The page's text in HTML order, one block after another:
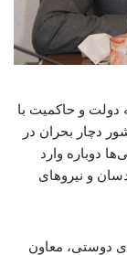
دولت و حاکمیت با
دچار بحران در
دوباره وارد
و نیروهای
دوستی، معاون